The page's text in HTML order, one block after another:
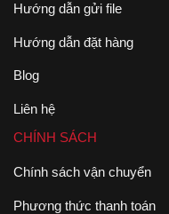
Hướng dẫn gửi file
Hướng dẫn đặt hàng
Blog
Liên hệ
CHÍNH SÁCH
Chính sách vận chuyển
Phương thức thanh toán